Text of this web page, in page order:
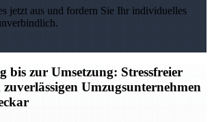
jetzt aus und fordern Sie Ihr individuelles
bis zur Umsetzung: Stressfreier
Umzugsunternehmen